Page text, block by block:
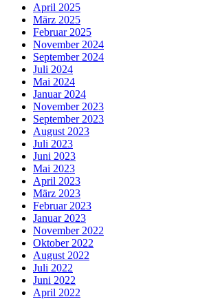
April 2025
März 2025
Februar 2025
November 2024
September 2024
Juli 2024
Mai 2024
Januar 2024
November 2023
September 2023
August 2023
Juli 2023
Juni 2023
Mai 2023
April 2023
März 2023
Februar 2023
Januar 2023
November 2022
Oktober 2022
August 2022
Juli 2022
Juni 2022
April 2022